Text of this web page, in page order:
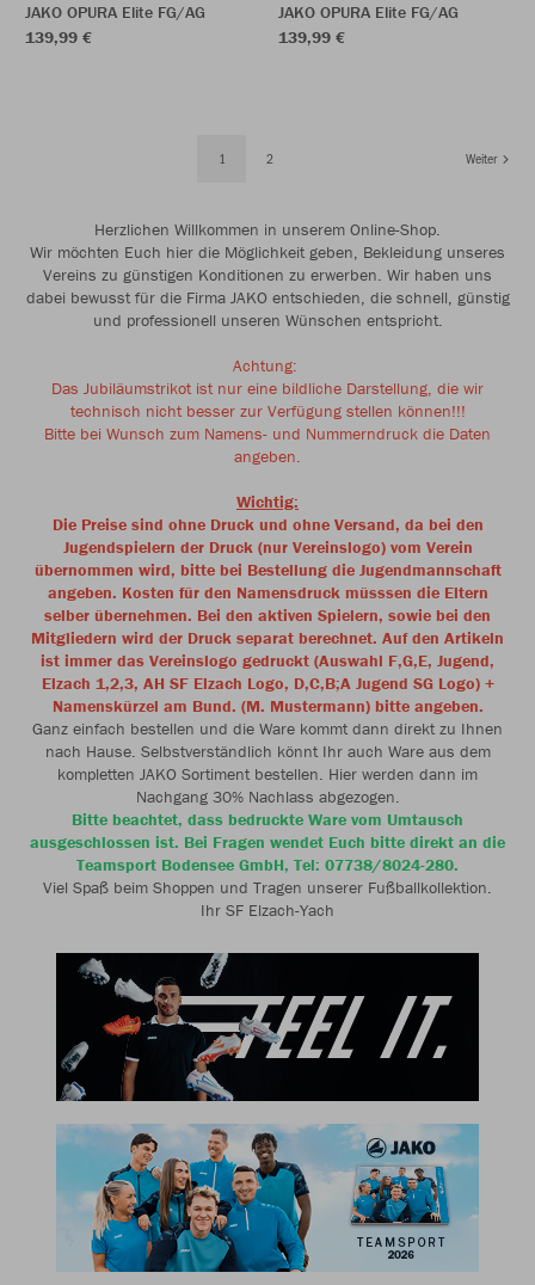
JAKO OPURA Elite FG/AG
139,99 €
JAKO OPURA Elite FG/AG
139,99 €
1 2 Weiter
Herzlichen Willkommen in unserem Online-Shop.
Wir möchten Euch hier die Möglichkeit geben, Bekleidung unseres
Vereins zu günstigen Konditionen zu erwerben. Wir haben uns
dabei bewusst für die Firma JAKO entschieden, die schnell, günstig
und professionell unseren Wünschen entspricht.
Achtung:
Das Jubiläumstrikot ist nur eine bildliche Darstellung, die wir
technisch nicht besser zur Verfügung stellen können!!!
Bitte bei Wunsch zum Namens- und Nummerndruck die Daten
angeben.
Wichtig:
Die Preise sind ohne Druck und ohne Versand, da bei den
Jugendspielern der Druck (nur Vereinslogo) vom Verein
übernommen wird, bitte bei Bestellung die Jugendmannschaft
angeben. Kosten für den Namensdruck müsssen die Eltern
selber übernehmen. Bei den aktiven Spielern, sowie bei den
Mitgliedern wird der Druck separat berechnet. Auf den Artikeln
ist immer das Vereinslogo gedruckt (Auswahl F,G,E, Jugend,
Elzach 1,2,3, AH SF Elzach Logo, D,C,B;A Jugend SG Logo) +
Namenskürzel am Bund. (M. Mustermann) bitte angeben.
Ganz einfach bestellen und die Ware kommt dann direkt zu Ihnen
nach Hause. Selbstverständlich könnt Ihr auch Ware aus dem
kompletten JAKO Sortiment bestellen. Hier werden dann im
Nachgang 30% Nachlass abgezogen.
Bitte beachtet, dass bedruckte Ware vom Umtausch
ausgeschlossen ist. Bei Fragen wendet Euch bitte direkt an die
Teamsport Bodensee GmbH, Tel: 07738/8024-280.
Viel Spaß beim Shoppen und Tragen unserer Fußballkollektion.
Ihr SF Elzach-Yach